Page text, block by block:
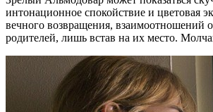
интонационное спокойствие и цветовая
вечного возвращения, взаимоотношений
родителей, лишь встав на их место.